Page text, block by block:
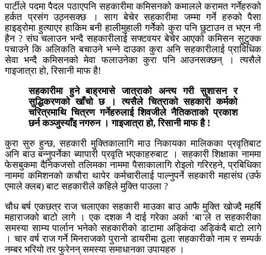
पार्टीले पदमा पैदल पठाएपनि सहकारीमा कमिसनको कमालले करामत गर्नेहरुको
हर्कत प्रसंग उठ्नसक्छ । साग बेचेर सहकारीमा जम्मा गर्ने हरुको पैसा
हाइड्रोमा हुत्याएर हाकिम बनी हालीमुहाली गर्नेेको कुरा पनि छुटाउन त भएन नी
हैन ? संघ चलाउन भन्दै सहकारीलाई सफ्टवयर बेचेर आएको कमिसन सुटुक्क
पचाउने कि अलिकति बचाउने भन्ने दाउका कुरा अनि सहकारीलाई प्राविधिक
सेवा भन्दै कमिसनको मेवा फलाउनेका कुरा पनि आउनसक्छन् । त्यसैले
गाइजात्रा हो, रिसानी माफ है!
सहकारीमा हुने बाह्रमासे जात्राको अन्त्य गरी सुशासन र
सुद्धिकरणको खाँचो छ । त्यसैले चित्राको सहकारी कर्मको
चरित्रमाथि चित्रण गर्नेहरुलाई शिवजीले नैतिकताको प्रकाश
छर्न कञ्जुस्याँइ नगरुन । गाइजात्रा हो, रिसानी माफ है !
कुरा सुरु हुन्छ, सहकारी मुक्तिकालागि माउ निकायका मालिकका प्रवृतिबाट
अनि बाउ बन्नुपर्नेका ब्यापारी प्रवृति भएकाहरुबाट । सहकारी शिक्षाका नाममा
फेसबुकमा दैनिकजसो तलिमका नाममा पैसाकालागि रोइलो गरिरहने, प्रबिधिका
नाममा कमिशनको कचौरा थापेर कर्मचारीलाई पाल्नुपर्ने सहकारी महासंघ (उर्फ
एमाले क्लब) बाट सहकारीले कहिले मुक्ति पाउला ?
चौध बर्ष एकछत्र राज चलाएका सहकारी माउका बाउ आफै मुक्ति खोज्दै महर्षि
महाराजको बाटो लागे । एक दशक नै दाई गरेका अर्का ‘बा’ले त सहकारीका
समस्या साम्य पार्लान भनेको सहकारीको डाटामा अड्किंदा अड्किंदै बाटो लागे
। चार वर्ष राज गर्ने मिनराजको पुरानो डायरीमा ठूला सहकारीको नाम र सम्पर्क
नम्बर भरियो तर फुरेनन् समस्या समाधानका उपायहरु ।